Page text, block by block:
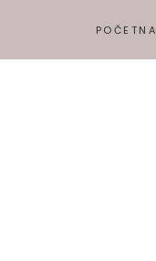
POČETNA